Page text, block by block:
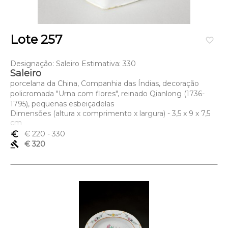
favorite_border
Lote 257
Designação: Saleiro Estimativa: 330
Saleiro
porcelana da China, Companhia das Índias, decoração
policromada "Urna com flores", reinado Qianlong (1736-
1795), pequenas esbeiçadelas
Dimensões (altura x comprimento x largura) - 3,5 x 9 x 7,5
cm
euro_symbol
€ 220 - 330
gavel
€ 320